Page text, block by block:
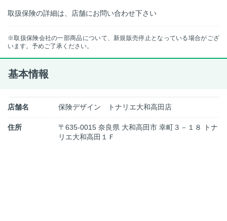
取扱保険の詳細は、店舗にお問い合わせ下さい
※取扱保険会社の一部商品について、新規販売停止となっている場合がござ
います。予めご了承ください。
基本情報
店舗名 保険デザイン トナリエ大和高田店
住所
〒635-0015 奈良県 大和高田市 幸町３－１８ トナ
リエ大和高田１Ｆ